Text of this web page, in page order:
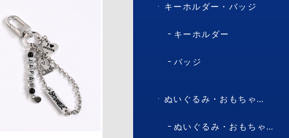
キーホルダー・バッジ
キーホルダー
バッジ
ぬいぐるみ・おもちゃ・マスコット・キャラクター
ぬいぐるみ・おもちゃ（マスコット・キャラクター）